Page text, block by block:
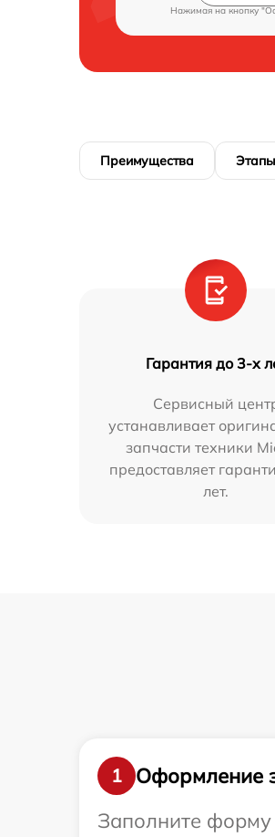
Нажимая на кнопку
Преимущества
Гарантия до 3-х
Сервисный
устанавливает
запчасти техники
предоставляет
лет.
1
Оформление
Заполните форму